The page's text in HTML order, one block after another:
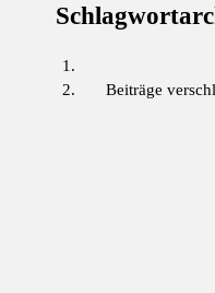
Beiträge